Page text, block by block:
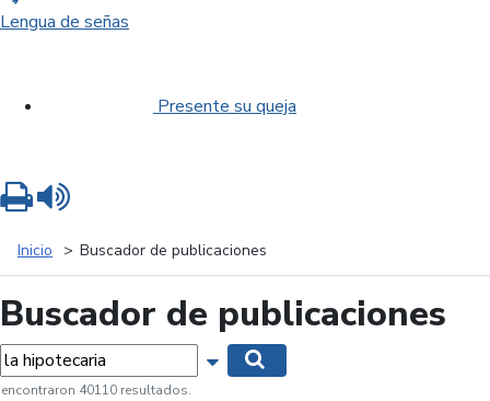
Lengua de señas
Presente su queja
Inicio Buscador de publicaciones
Buscador de publicaciones
Mostrar opciones de búsqueda
encontraron 40110 resultados.
Imprimir